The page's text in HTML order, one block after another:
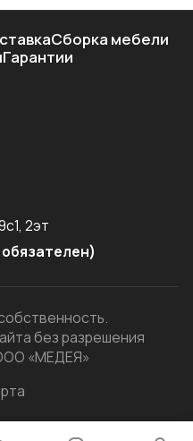
Сборка мебели
Гарантии
2эт
без разрешения
«МЕДЕЯ»